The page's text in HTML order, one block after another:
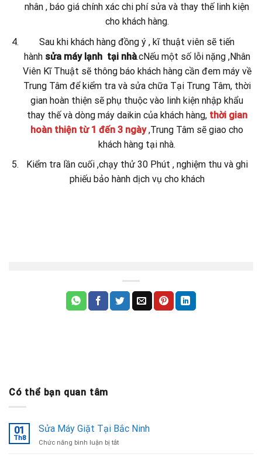
nhân , báo giá chính xác chi phí sửa và thay thế linh kiện
cho khách hàng.
Sau khi khách hàng đồng ý , kĩ thuật viên sẽ tiến
hành sửa máy lạnh tại nhà.cNếu một số lỗi nặng ,Nhân
Viên Kĩ Thuật sẽ thông báo khách hàng cần đem máy về
Trung Tâm để kiểm tra và sửa chữa Tại Trung Tâm, thời
gian hoàn thiện sẽ phụ thuộc vào linh kiện nhập khẩu
thay thế và dòng máy daikin của khách hàng, thời gian
hoàn thiện từ 1 đến 3 ngày,Trung Tâm sẽ giao cho
khách hàng tại nhà.
Kiểm tra lần cuối ,chạy thử 30 Phút , nghiệm thu và ghi
phiếu bảo hành dịch vụ cho khách
Có thể bạn quan tâm
01
Th8
Sửa Máy Giặt Tại Bắc Ninh
Chức năng bình luận bị tắtở